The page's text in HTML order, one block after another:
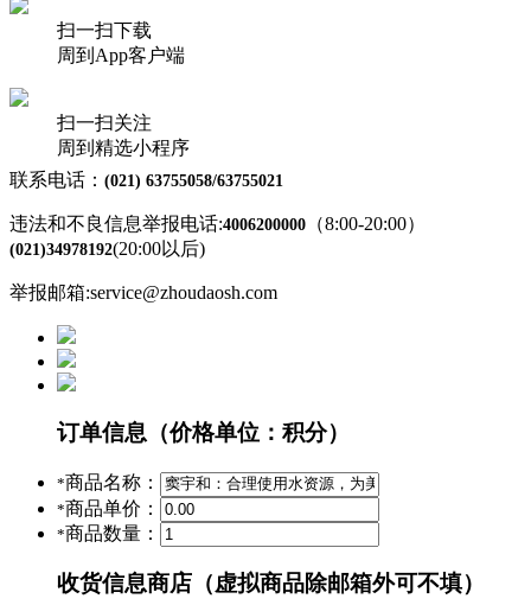
扫一扫下载
周到App客户端
扫一扫关注
周到精选小程序
联系电话： (021) 63755058/63755021
违法和不良信息举报电话:4006200000 （8:00-20:00）
(021)34978192(20:00以后)
举报邮箱:service@zhoudaosh.com
订单信息 （价格单位：积分）
*商品名称：
*商品单价：
*商品数量：
收货信息商店（虚拟商品除邮箱外可不填）